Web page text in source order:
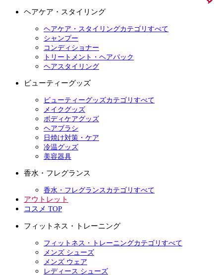
ヘアケア・スタイリング
ヘアケア・スタイリングカテゴリすべて
シャンプー
コンディショナー
トリートメント・ヘアパック
ヘアスタイリング
ビューティーグッズ
ビューティーグッズカテゴリすべて
メイクグッズ
ボディケアグッズ
ヘアブラシ
日焼け対策・ケア
冷温グッズ
美容器具
香水・フレグランス
香水・フレグランスカテゴリすべて
アウトレット
コスメ TOP
フィットネス・トレーニング
フィットネス・トレーニングカテゴリすべて
メンズ シューズ
メンズ ウェア
レディース シューズ